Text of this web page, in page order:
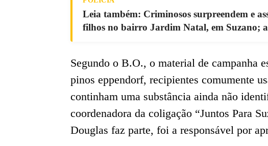
Leia também: Criminosos surpreendem e
filhos no bairro Jardim Natal, em Suzano;
Segundo o B.O., o material de campanha
pinos eppendorf, recipientes comumente
continham uma substância ainda não
coordenadora da coligação “Juntos Para
Douglas faz parte, foi a responsável por